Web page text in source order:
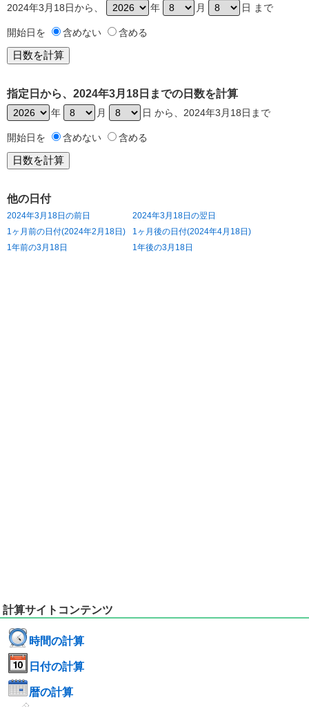
2024年3月18日から、 年 月 日 まで
開始日を 含めない 含める
指定日から、2024年3月18日までの日数を計算
年 月 日 から、2024年3月18日まで
開始日を 含めない 含める
他の日付
2024年3月18日の前日
2024年3月18日の翌日
1ヶ月前の日付(2024年2月18日)
1ヶ月後の日付(2024年4月18日)
1年前の3月18日
1年後の3月18日
計算サイトコンテンツ
時間の計算
日付の計算
暦の計算